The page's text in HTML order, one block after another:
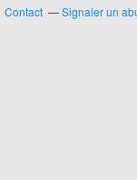
Contact
Signaler un